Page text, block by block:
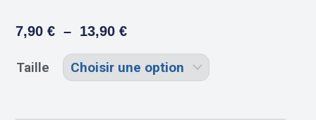
7,90€ – 13,90€
Taille